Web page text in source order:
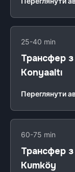
25-40 min
Трансфер з
Konyaaltı
Переглянути
60-75 min
Трансфер з
Kumköy